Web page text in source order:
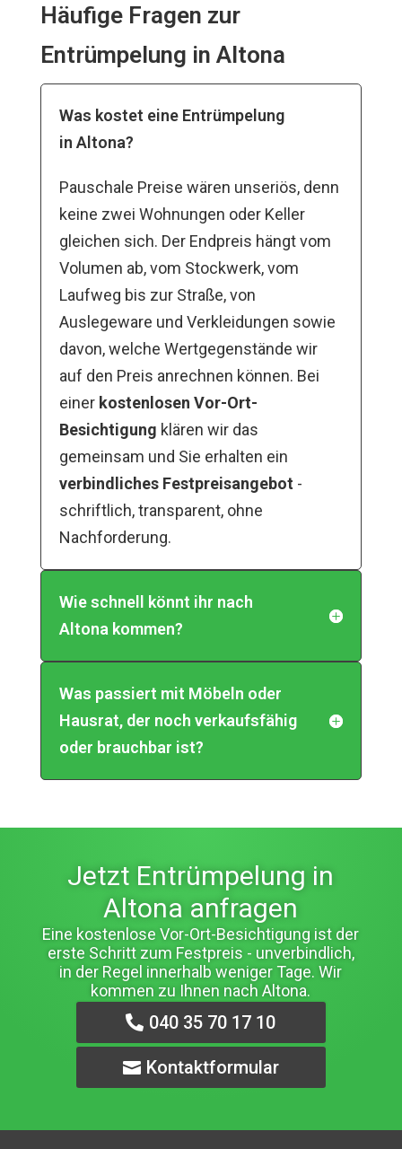
Häufige Fragen zur
Entrümpelung in Altona
Was kostet eine Entrümpelung
in Altona?
Pauschale Preise wären unseriös, denn
keine zwei Wohnungen oder Keller
gleichen sich. Der Endpreis hängt vom
Volumen ab, vom Stockwerk, vom
Laufweg bis zur Straße, von
Auslegeware und Verkleidungen sowie
davon, welche Wertgegenstände wir
auf den Preis anrechnen können. Bei
einer kostenlosen Vor-Ort-
Besichtigung klären wir das
gemeinsam und Sie erhalten ein
verbindliches Festpreisangebot -
schriftlich, transparent, ohne
Nachforderung.
Wie schnell könnt ihr nach
Altona kommen?
Was passiert mit Möbeln oder
Hausrat, der noch verkaufsfähig
oder brauchbar ist?
Jetzt Entrümpelung in
Altona anfragen
Eine kostenlose Vor-Ort-Besichtigung ist der
erste Schritt zum Festpreis - unverbindlich,
in der Regel innerhalb weniger Tage. Wir
kommen zu Ihnen nach Altona.
040 35 70 17 10
Kontaktformular